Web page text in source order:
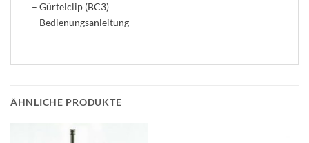
– Gürtelclip (BC3)
– Bedienungsanleitung
ÄHNLICHE PRODUKTE